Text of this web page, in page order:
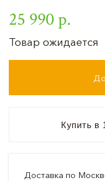
25 990 р.
Товар ожидается
Купить в
Доставка по